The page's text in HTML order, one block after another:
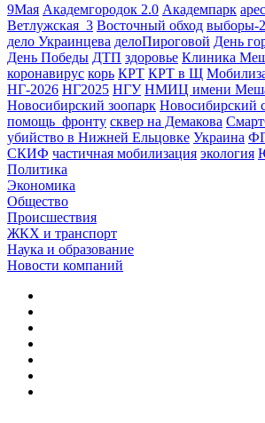
9Мая Академгородок 2.0 Академпарк
Ветлужская_3 Восточный обход выборы-
дело Украинцева делоПироговой День
День Победы ДТП здоровье Клиника
коронавирус корь КРТ КРТ в Щ
НГ-2026 НГ2025 НГУ НМИЦ имени
Новосибирский зоопарк Новосибирский
помощь_фронту сквер на Демакова
убийство в Нижней Ельцовке Украина
СКИФ частичная мобилизация экология
Политика
Экономика
Общество
Происшествия
ЖКХ и транспорт
Наука и образование
Новости компаний